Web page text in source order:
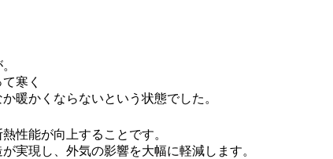
寒く
暖かくならないという状態でした。
性能が向上することです。
実現し、外気の影響を大幅に軽減します。